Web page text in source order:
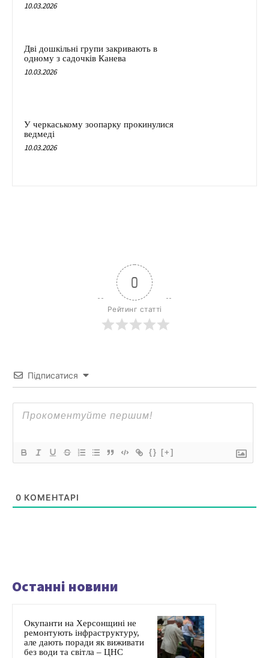
10.03.2026
Дві дошкільні групи закривають в
одному з садочків Канева
10.03.2026
У черкаському зоопарку прокинулися
ведмеді
10.03.2026
0
Рейтинг статті
Підписатися
{} [+]
0 КОМЕНТАРІ
Останні новини
Окупанти на Херсонщині не
ремонтують інфраструктуру,
але дають поради як виживати
без води та світла – ЦНС